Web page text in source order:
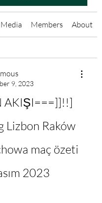
Media Members About
9, 2023
AKIŞI===]]!!]
Lizbon Raków
maç özeti
2023